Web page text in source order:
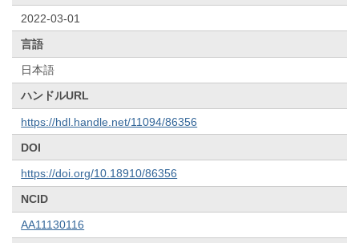
2022-03-01
言語
日本語
ハンドルURL
https://hdl.handle.net/11094/86356
DOI
https://doi.org/10.18910/86356
NCID
AA11130116